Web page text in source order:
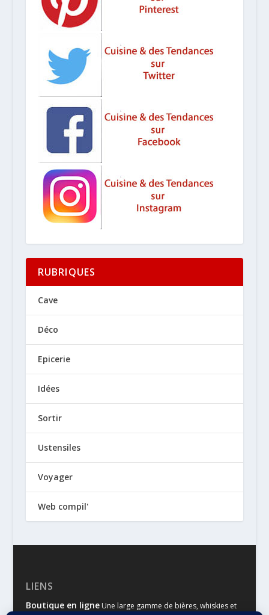
RUBRIQUES
Cave
Déco
Epicerie
Idées
Sortir
Ustensiles
Voyager
Web compil'
LIENS
Boutique en ligneUne large gamme de bières, whiskies et